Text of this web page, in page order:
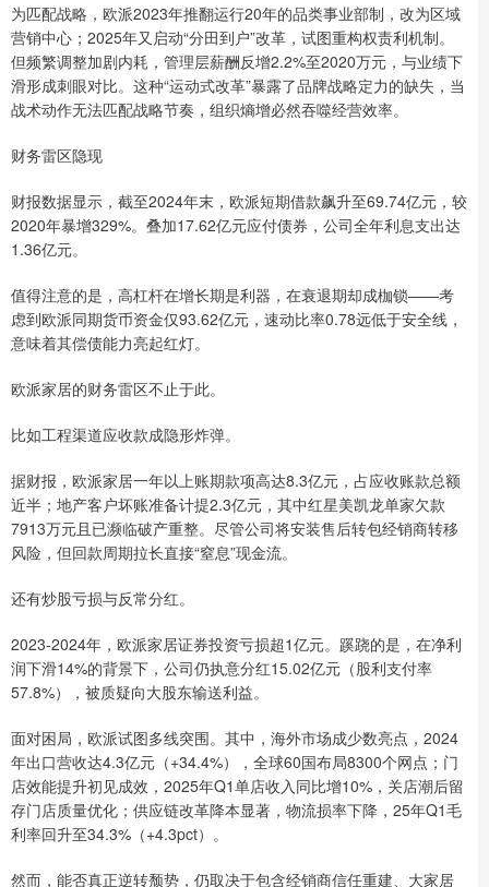
为匹配战略，欧派2023年推翻运行20年的品类事业部制，改为区域
营销中心；2025年又启动“分田到户”改革，试图重构权责利机制。
但频繁调整加剧内耗，管理层薪酬反增2.2%至2020万元，与业绩下
滑形成刺眼对比。这种“运动式改革”暴露了品牌战略定力的缺失，当
战术动作无法匹配战略节奏，组织熵增必然吞噬经营效率。
财务雷区隐现
财报数据显示，截至2024年末，欧派短期借款飙升至69.74亿元，较
2020年暴增329%。叠加17.62亿元应付债券，公司全年利息支出达
1.36亿元。
值得注意的是，高杠杆在增长期是利器，在衰退期却成枷锁——考
虑到欧派同期货币资金仅93.62亿元，速动比率0.78远低于安全线，
意味着其偿债能力亮起红灯。
欧派家居的财务雷区不止于此。
比如工程渠道应收款成隐形炸弹。
据财报，欧派家居一年以上账期款项高达8.3亿元，占应收账款总额
近半；地产客户坏账准备计提2.3亿元，其中红星美凯龙单家欠款
7913万元且已濒临破产重整。尽管公司将安装售后转包经销商转移
风险，但回款周期拉长直接“窒息”现金流。
还有炒股亏损与反常分红。
2023-2024年，欧派家居证券投资亏损超1亿元。蹊跷的是，在净利
润下滑14%的背景下，公司仍执意分红15.02亿元（股利支付率
57.8%），被质疑向大股东输送利益。
面对困局，欧派试图多线突围。其中，海外市场成少数亮点，2024
年出口营收达4.3亿元（+34.4%），全球60国布局8300个网点；门
店效能提升初见成效，2025年Q1单店收入同比增10%，关店潮后留
存门店质量优化；供应链改革降本显著，物流损率下降，25年Q1毛
利率回升至34.3%（+4.3pct）。
然而，能否真正逆转颓势，仍取决于包含经销商信任重建、大家居